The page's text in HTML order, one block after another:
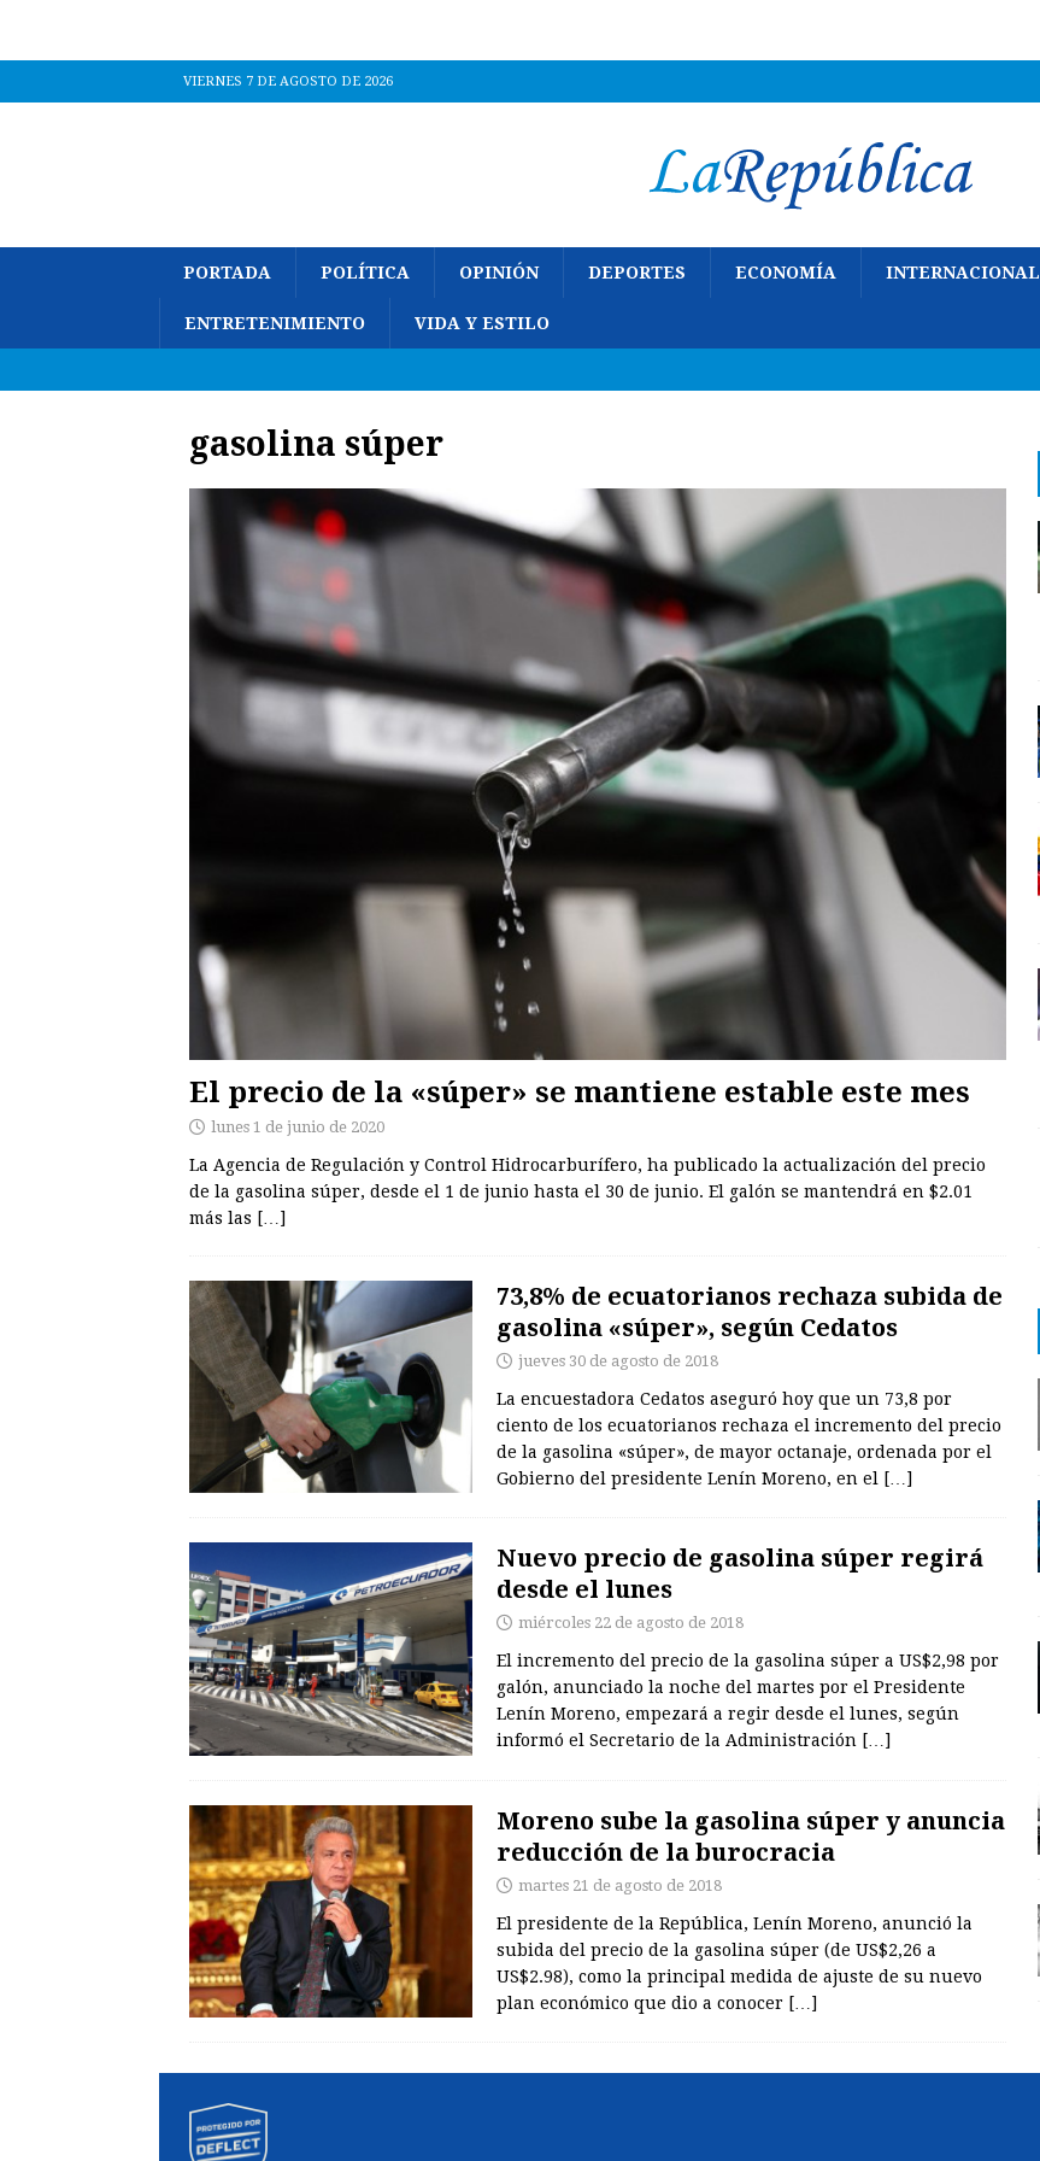
VIERNES 7 DE AGOSTO DE 2026
PORTADA POLÍTICA OPINIÓN DEPORTES ECONOMÍA INTERNACIONAL
ENTRETENIMIENTO VIDA Y ESTILO
gasolina súper
El precio de la «súper» se mantiene estable este mes
lunes 1 de junio de 2020
La Agencia de Regulación y Control Hidrocarburífero, ha publicado la actualización del precio
de la gasolina súper, desde el 1 de junio hasta el 30 de junio. El galón se mantendrá en $2.01
más las […]
73,8% de ecuatorianos rechaza subida de
gasolina «súper», según Cedatos
jueves 30 de agosto de 2018
La encuestadora Cedatos aseguró hoy que un 73,8 por
ciento de los ecuatorianos rechaza el incremento del precio
de la gasolina «súper», de mayor octanaje, ordenada por el
Gobierno del presidente Lenín Moreno, en el […]
Nuevo precio de gasolina súper regirá
desde el lunes
miércoles 22 de agosto de 2018
El incremento del precio de la gasolina súper a US$2,98 por
galón, anunciado la noche del martes por el Presidente
Lenín Moreno, empezará a regir desde el lunes, según
informó el Secretario de la Administración […]
Moreno sube la gasolina súper y anuncia
reducción de la burocracia
martes 21 de agosto de 2018
El presidente de la República, Lenín Moreno, anunció la
subida del precio de la gasolina súper (de US$2,26 a
US$2.98), como la principal medida de ajuste de su nuevo
plan económico que dio a conocer […]